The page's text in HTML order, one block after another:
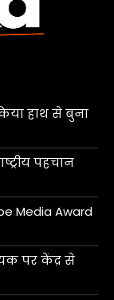
हाथ से बुना
पहचान
Media Award
पर केंद्र से